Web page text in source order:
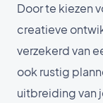
Door te kiezen
creatieve
verzekerd van
ook rustig
uitbreiding van